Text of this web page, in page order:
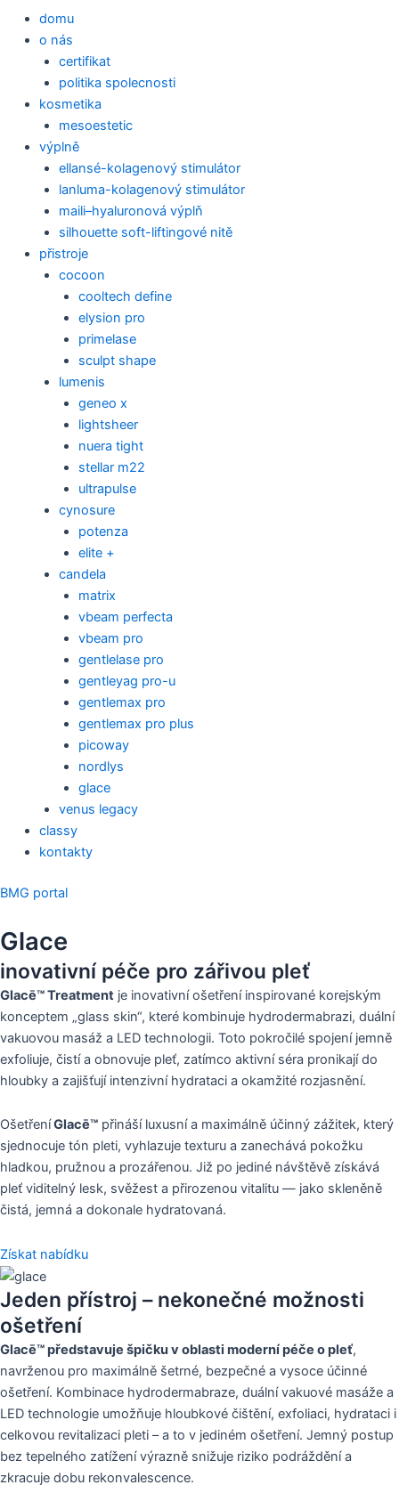
domu
o nás
certifikat
politika spolecnosti
kosmetika
mesoestetic
výplně
ellansé-kolagenový stimulátor
lanluma-kolagenový stimulátor
maili–hyaluronová výplň
silhouette soft-liftingové nitě
přistroje
cocoon
cooltech define
elysion pro
primelase
sculpt shape
lumenis
geneo x
lightsheer
nuera tight
stellar m22
ultrapulse
cynosure
potenza
elite +
candela
matrix
vbeam perfecta
vbeam pro
gentlelase pro
gentleyag pro-u
gentlemax pro
gentlemax pro plus
picoway
nordlys
glace
venus legacy
classy
kontakty
BMG portal
Glace
inovativní péče pro zářivou pleť
Glacē™ Treatment je inovativní ošetření inspirované korejským
konceptem „glass skin“, které kombinuje hydrodermabrazi, duální
vakuovou masáž a LED technologii. Toto pokročilé spojení jemně
exfoliuje, čistí a obnovuje pleť, zatímco aktivní séra pronikají do
hloubky a zajišťují intenzivní hydrataci a okamžité rozjasnění.
OšetřeníGlacē™ přináší luxusní a maximálně účinný zážitek, který
sjednocuje tón pleti, vyhlazuje texturu a zanechává pokožku
hladkou, pružnou a prozářenou. Již po jediné návštěvě získává
pleť viditelný lesk, svěžest a přirozenou vitalitu — jako skleněně
čistá, jemná a dokonale hydratovaná.
Získat nabídku
Jeden přístroj – nekonečné možnosti
ošetření
Glacē™ představuje špičku v oblasti moderní péče o pleť,
navrženou pro maximálně šetrné, bezpečné a vysoce účinné
ošetření. Kombinace hydrodermabraze, duální vakuové masáže a
LED technologie umožňuje hloubkové čištění, exfoliaci, hydrataci i
celkovou revitalizaci pleti – a to v jediném ošetření. Jemný postup
bez tepelného zatížení výrazně snižuje riziko podráždění a
zkracuje dobu rekonvalescence.